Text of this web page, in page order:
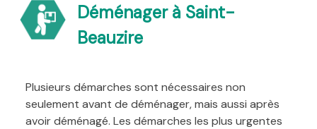
Déménager à Saint-
Beauzire
Plusieurs démarches sont nécessaires non
seulement avant de déménager, mais aussi après
avoir déménagé. Les démarches les plus urgentes